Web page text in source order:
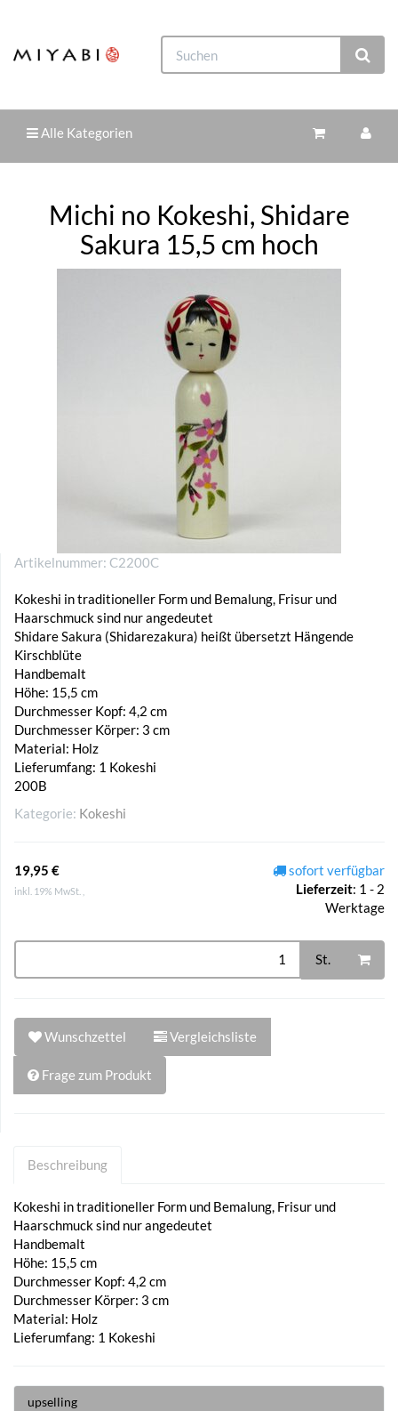
Alle Kategorien
Michi no Kokeshi, Shidare
Sakura 15,5 cm hoch
Artikelnummer: C2200C
Kokeshi in traditioneller Form und Bemalung, Frisur und
Haarschmuck sind nur angedeutet
Shidare Sakura (Shidarezakura) heißt übersetzt Hängende
Kirschblüte
Handbemalt
Höhe: 15,5 cm
Durchmesser Kopf: 4,2 cm
Durchmesser Körper: 3 cm
Material: Holz
Lieferumfang: 1 Kokeshi
200B
Kategorie: Kokeshi
19,95 €
inkl. 19% MwSt. ,
sofort verfügbar
Lieferzeit: 1 - 2
Werktage
St.
Wunschzettel Vergleichsliste
Frage zum Produkt
Beschreibung
Kokeshi in traditioneller Form und Bemalung, Frisur und
Haarschmuck sind nur angedeutet
Handbemalt
Höhe: 15,5 cm
Durchmesser Kopf: 4,2 cm
Durchmesser Körper: 3 cm
Material: Holz
Lieferumfang: 1 Kokeshi
upselling